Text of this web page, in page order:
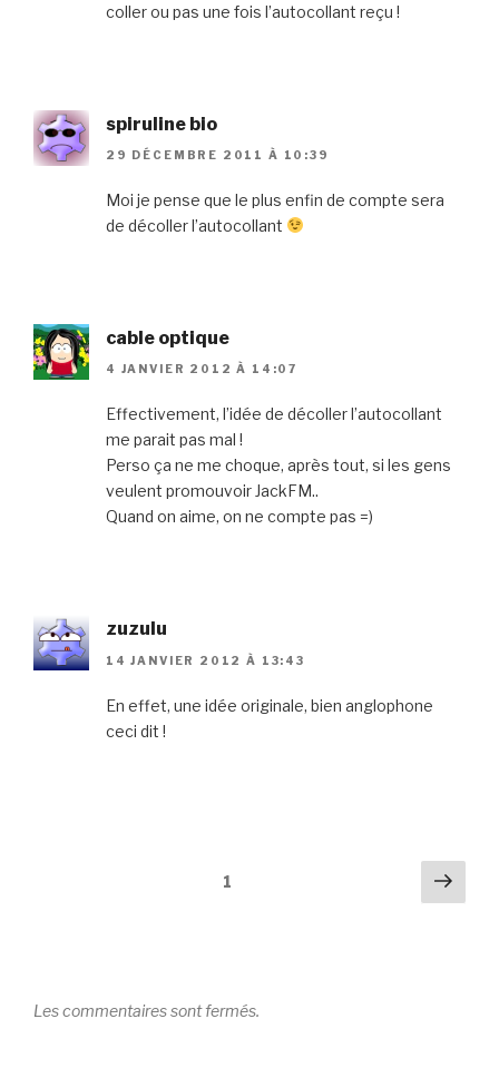
coller ou pas une fois l’autocollant reçu !
spiruline bio
29 DÉCEMBRE 2011 À 10:39
Moi je pense que le plus enfin de compte sera
de décoller l’autocollant
cable optique
4 JANVIER 2012 À 14:07
Effectivement, l’idée de décoller l’autocollant
me parait pas mal !
Perso ça ne me choque, après tout, si les gens
veulent promouvoir JackFM..
Quand on aime, on ne compte pas =)
zuzulu
14 JANVIER 2012 À 13:43
En effet, une idée originale, bien anglophone
ceci dit !
1
Les commentaires sont fermés.